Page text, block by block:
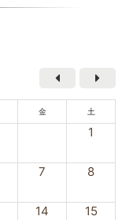
金 土
1
7 8
14 15